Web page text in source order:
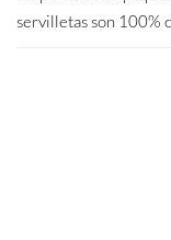
servilletas son 100%